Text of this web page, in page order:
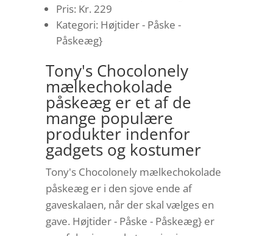
Pris: Kr. 229
Kategori: Højtider - Påske -
Påskeæg}
Tony's Chocolonely
mælkechokolade
påskeæg er et af de
mange populære
produkter indenfor
gadgets og kostumer
Tony's Chocolonely mælkechokolade
påskeæg er i den sjove ende af
gaveskalaen, når der skal vælges en
gave. Højtider - Påske - Påskeæg} er